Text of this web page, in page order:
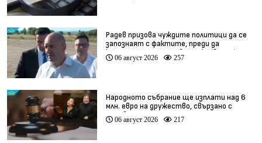
Радев призова чуждите политици да се
запознаят с фактите, преди да
коментират случая в Банско (видео)
06 август 2026 257
Народното събрание ще изплати над 6
млн. евро на дружество, свързано с
Баневи
06 август 2026 217